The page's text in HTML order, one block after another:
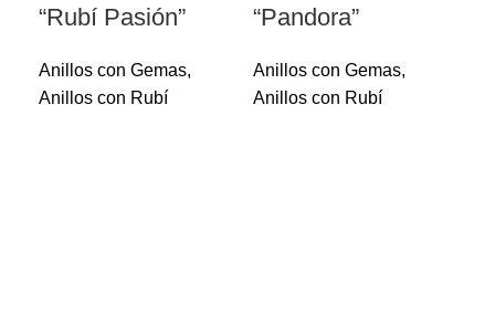
“Rubí Pasión”
Anillos con Gemas,
Anillos con Rubí
“Pandora”
Anillos con Gemas,
Anillos con Rubí